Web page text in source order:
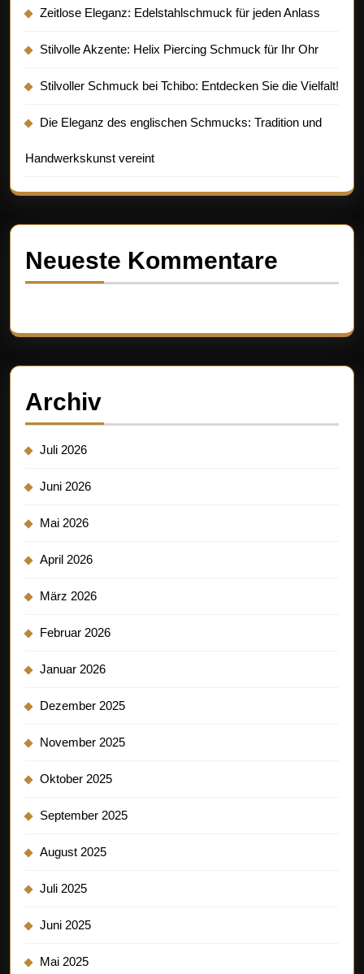
Zeitlose Eleganz: Edelstahlschmuck für jeden Anlass
Stilvolle Akzente: Helix Piercing Schmuck für Ihr Ohr
Stilvoller Schmuck bei Tchibo: Entdecken Sie die Vielfalt!
Die Eleganz des englischen Schmucks: Tradition und
Handwerkskunst vereint
Neueste Kommentare
Archiv
Juli 2026
Juni 2026
Mai 2026
April 2026
März 2026
Februar 2026
Januar 2026
Dezember 2025
November 2025
Oktober 2025
September 2025
August 2025
Juli 2025
Juni 2025
Mai 2025